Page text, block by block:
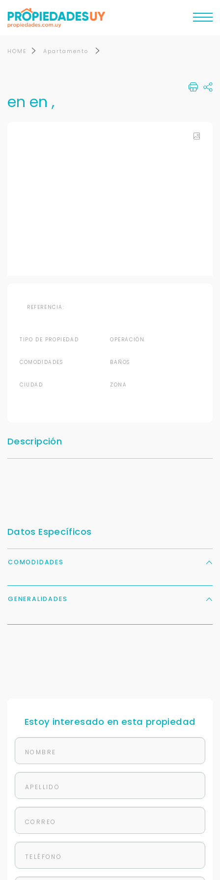
HOME Apartamento
en en ,
REFERENCIA:
TIPO DE PROPIEDAD OPERACIÓN
COMODIDADES BAÑOS
CIUDAD ZONA
Descripción
Datos Específicos
COMODIDADES
GENERALIDADES
Estoy interesado en esta propiedad